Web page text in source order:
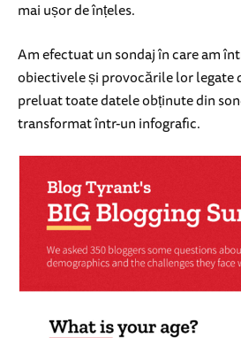
mai ușor de înțeles.
Am efectuat un sondaj în care am
obiectivele și provocările lor legate
preluat toate datele obținute din
transformat într-un infografic.